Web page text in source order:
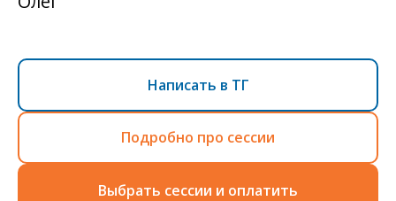
Написать в ТГ
Подробно про сессии
Выбрать сессии и оплатить